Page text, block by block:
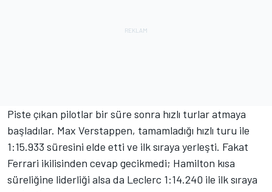
Piste çıkan pilotlar bir süre sonra hızlı turlar atmaya
başladılar. Max Verstappen, tamamladığı hızlı turu ile
1:15.933 süresini elde etti ve ilk sıraya yerleşti. Fakat
Ferrari ikilisinden cevap gecikmedi; Hamilton kısa
süreliğine liderliği alsa da Leclerc 1:14.240 ile ilk sıraya